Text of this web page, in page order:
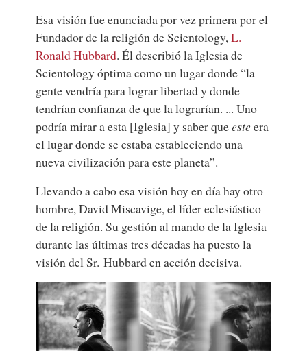
Esa visión fue enunciada por vez primera por el
Fundador de la religión de Scientology,L.
Ronald Hubbard. Él describió la Iglesia de
Scientology óptima como un lugar donde “la
gente vendría para lograr libertad y donde
tendrían confianza de que la lograrían. ... Uno
podría mirar a esta [Iglesia] y saber queesteera
el lugar donde se estaba estableciendo una
nueva civilización para este planeta”.
Llevando a cabo esa visión hoy en día hay otro
hombre, David Miscavige, el líder eclesiástico
de la religión. Su gestión al mando de la Iglesia
durante las últimas tres décadas ha puesto la
visión del Sr. Hubbard en acción decisiva.